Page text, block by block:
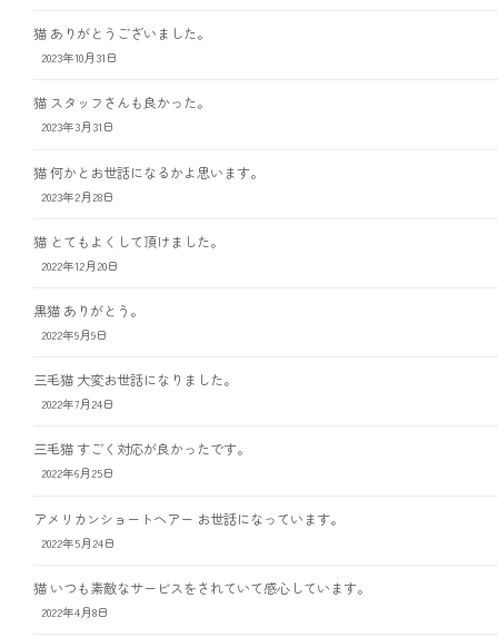
猫 ありがとうございました。
2023年10月31日
猫 スタッフさんも良かった。
2023年3月31日
猫 何かとお世話になるかよ思います。
2023年2月28日
猫 とてもよくして頂けました。
2022年12月20日
黒猫 ありがとう。
2022年9月9日
三毛猫 大変お世話になりました。
2022年7月24日
三毛猫 すごく対応が良かったです。
2022年6月25日
アメリカンショートヘアー お世話になっています。
2022年5月24日
猫 いつも素敵なサービスをされていて感心しています。
2022年4月8日